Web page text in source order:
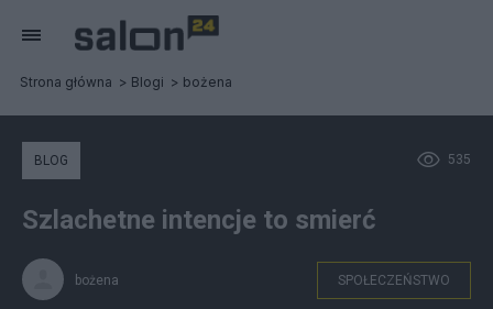
Strona główna Blogi bożena
535
BLOG
Szlachetne intencje to smierć
bożena SPOŁECZEŃSTWO